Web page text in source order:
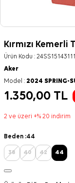
Kırmızı Kemerli
Ürün Kodu :
Aker
Model : 2024 SPRING-
1.350,00 TL
2 ve üzeri +% 20 indirim
Beden :44
38 40 42 44